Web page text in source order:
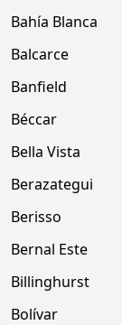
Bahía Blanca
Balcarce
Banfield
Béccar
Bella Vista
Berazategui
Berisso
Bernal Este
Billinghurst
Bolívar